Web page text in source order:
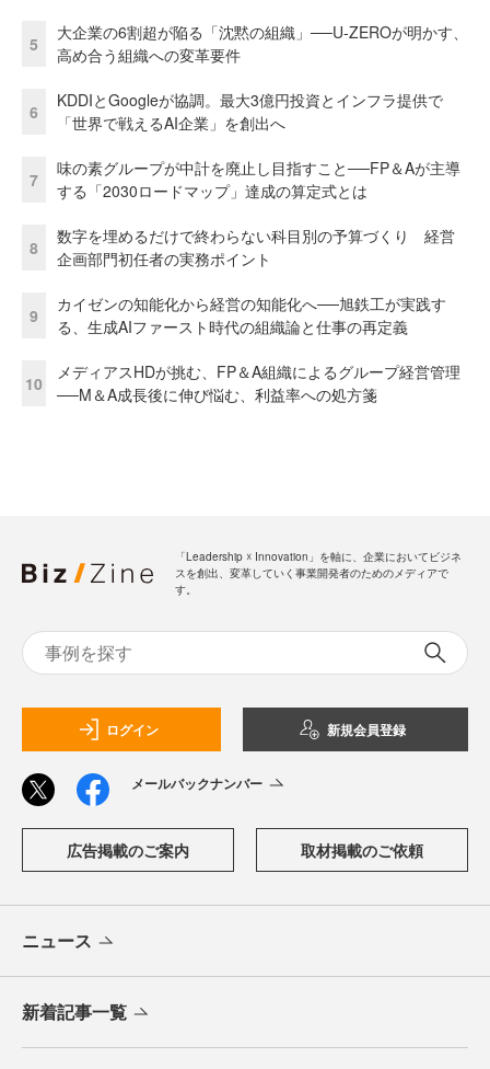
5
大企業の6割超が陥る「沈黙の組織」──U-ZEROが明かす、
高め合う組織への変革要件
6
KDDIとGoogleが協調。最大3億円投資とインフラ提供で
「世界で戦えるAI企業」を創出へ
7
味の素グループが中計を廃止し目指すこと──FP＆Aが主導
する「2030ロードマップ」達成の算定式とは
8
数字を埋めるだけで終わらない科目別の予算づくり 経営
企画部門初任者の実務ポイント
9
カイゼンの知能化から経営の知能化へ──旭鉄工が実践す
る、生成AIファースト時代の組織論と仕事の再定義
10
メディアスHDが挑む、FP＆A組織によるグループ経営管理
──M＆A成長後に伸び悩む、利益率への処方箋
「Leadership ☓ Innovation」を軸に、企業においてビジネ
スを創出、変革していく事業開発者のためのメディアで
す。
ログイン 新規会員登録
メールバックナンバー
広告掲載のご案内 取材掲載のご依頼
ニュース
新着記事一覧